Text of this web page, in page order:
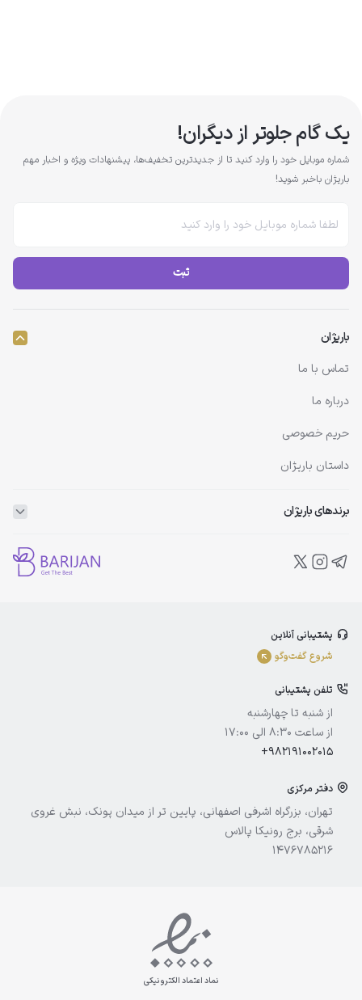
یک گام جلوتر از دیگران!
شماره موبایل خود را وارد کنید تا از جدیدترین تخفیف‌ها، پیشنهادات ویژه و اخبار مهم
باریژان باخبر شوید!
ثبت
باریژان
تماس با ما
درباره ما
حریم خصوصی
داستان باریژان
برندهای باریژان
ویتالیر
الوینا
آیسول
پشتیبانی آنلاین
شروع گفت‌و‌گو
تلفن پشتیبانی
از شنبه تا چهارشنبه
از ساعت 8:30 الی 17:00
+982191002015
دفتر مرکزی
تهران، بزرگراه اشرفی اصفهانی، پایین تر از میدان پونک، نبش غروی
شرقی، برج رونیکا پالاس
1476785216
نماد اعتماد الکترونیکی